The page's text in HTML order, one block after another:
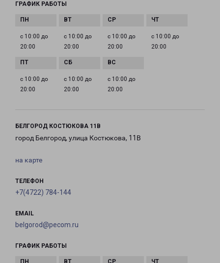
ГРАФИК РАБОТЫ
с 10:00 до
20:00
с 10:00 до
20:00
с 10:00 до
20:00
с 10:00 до
20:00
с 10:00 до
20:00
с 10:00 до
20:00
с 10:00 до
20:00
БЕЛГОРОД КОСТЮКОВА 11В
город Белгород, улица Костюкова, 11В
на карте
ТЕЛЕФОН
+7(4722) 784-144
EMAIL
belgorod@pecom.ru
ГРАФИК РАБОТЫ